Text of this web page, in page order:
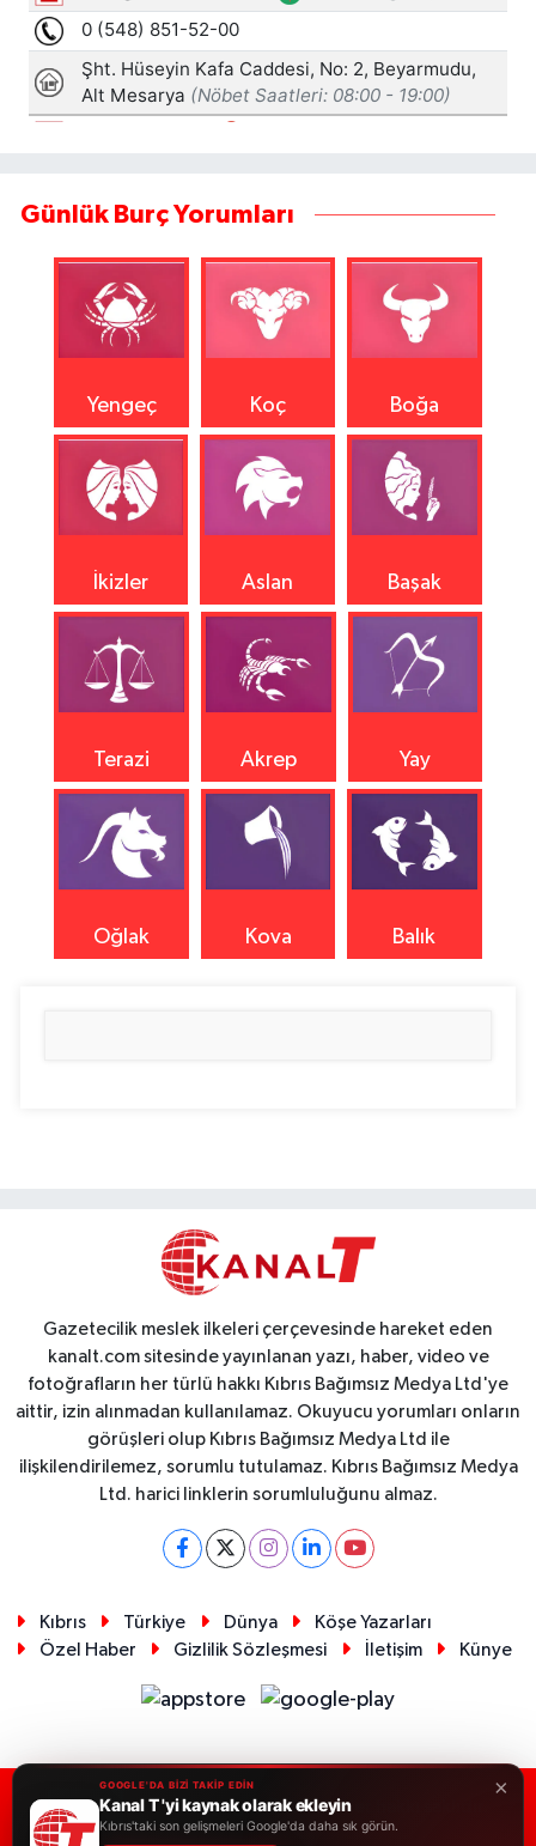
Günlük Burç Yorumları
Yengeç Koç Boğa
İkizler Aslan Başak
Terazi Akrep Yay
Oğlak Kova Balık
Gazetecilik meslek ilkeleri çerçevesinde hareket eden
kanalt.com sitesinde yayınlanan yazı, haber, video ve
fotoğrafların her türlü hakkı Kıbrıs Bağımsız Medya Ltd'ye
aittir, izin alınmadan kullanılamaz. Okuyucu yorumları onların
görüşleri olup Kıbrıs Bağımsız Medya Ltd ile
ilişkilendirilemez, sorumlu tutulamaz. Kıbrıs Bağımsız Medya
Ltd. harici linklerin sorumluluğunu almaz.
Kıbrıs Türkiye Dünya
Köşe Yazarları
Özel Haber
Gizlilik Sözleşmesi İletişim Künye
RSS Copyright © 2026. Her hakkı saklıdır.
×
GOOGLE'DA BİZİ TAKİP EDİN
Kanal T 'yi kaynak olarak ekleyin
Kıbrıs'taki son gelişmeleri Google'da daha sık görün.